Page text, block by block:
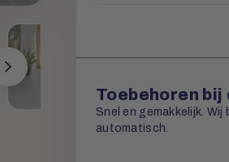
Toebehoren bij
Snel en gemakkelijk. Wij
automatisch.